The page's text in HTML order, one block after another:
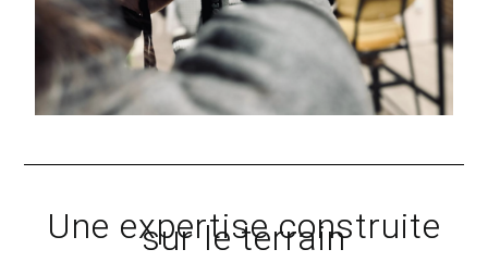
Une expertise construite
sur le terrain